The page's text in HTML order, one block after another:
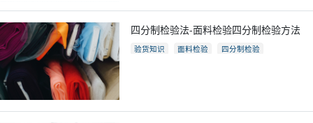
四分制检验法-面料检验四分制检验方法
验货知识 面料检验 四分制检验